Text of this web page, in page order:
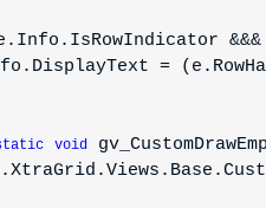
&&&
=
void